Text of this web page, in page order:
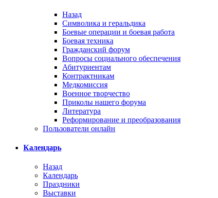
Назад
Символика и геральдика
Боевые операции и боевая работа
Боевая техника
Гражданский форум
Вопросы социального обеспечения
Абитуриентам
Контрактникам
Медкомиссия
Военное творчество
Приколы нашего форума
Литература
Реформирование и преобразования
Пользователи онлайн
Календарь
Назад
Календарь
Праздники
Выставки